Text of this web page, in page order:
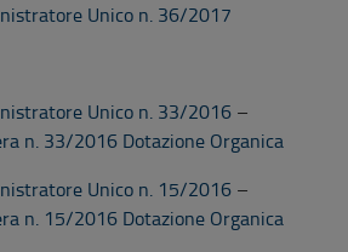
Unico n. 36/2017
Unico n. 33/2016 –
n. 33/2016 Dotazione Organica
Unico n. 15/2016 –
n. 15/2016 Dotazione Organica